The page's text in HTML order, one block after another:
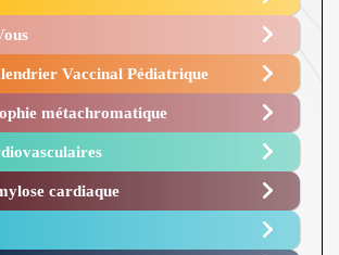
Vaccinal Pédiatrique
métachromatique
cardiaque